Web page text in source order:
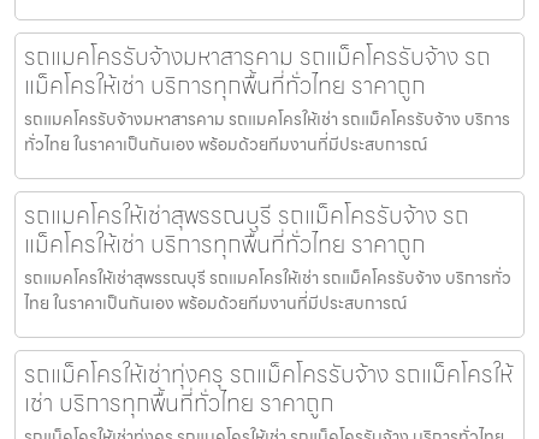
รถแมคโครรับจ้างมหาสารคาม รถแม็คโครรับจ้าง รถ
แม็คโครให้เช่า บริการทุกพื้นที่ทั่วไทย ราคาถูก
รถแมคโครรับจ้างมหาสารคาม รถแมคโครให้เช่า รถแม็คโครรับจ้าง บริการ
ทั่วไทย ในราคาเป็นกันเอง พร้อมด้วยทีมงานที่มีประสบการณ์
รถแมคโครให้เช่าสุพรรณบุรี รถแม็คโครรับจ้าง รถ
แม็คโครให้เช่า บริการทุกพื้นที่ทั่วไทย ราคาถูก
รถแมคโครให้เช่าสุพรรณบุรี รถแมคโครให้เช่า รถแม็คโครรับจ้าง บริการทั่ว
ไทย ในราคาเป็นกันเอง พร้อมด้วยทีมงานที่มีประสบการณ์
รถแม็คโครให้เช่าทุ่งครุ รถแม็คโครรับจ้าง รถแม็คโครให้
เช่า บริการทุกพื้นที่ทั่วไทย ราคาถูก